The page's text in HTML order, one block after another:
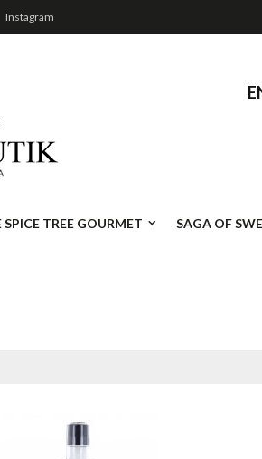
Instagram
SPICE TREE GOURMET SAGA OF